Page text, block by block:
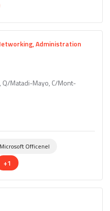
Administration
Q/Matadi-Mayo, C/Mont-
Microsoft Officenel
+1